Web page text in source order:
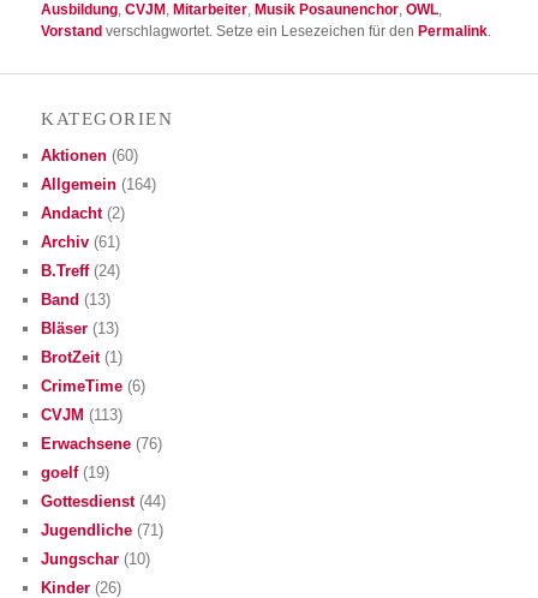
Ausbildung,CVJM , Mitarbeiter, Musik Posaunenchor,OWL,
Vorstand verschlagwortet. Setze ein Lesezeichen für den Permalink.
KATE­GO­RIEN
Aktionen (60)
Allgemein (164)
Andacht(2)
Archiv (61)
B.Treff(24)
Band (13)
Bläser (13)
BrotZeit(1)
CrimeTime (6)
CVJM (113)
Erwachsene (76)
goelf(19)
Gottesdienst(44)
Jugendliche (71)
Jungschar (10)
Kinder (26)